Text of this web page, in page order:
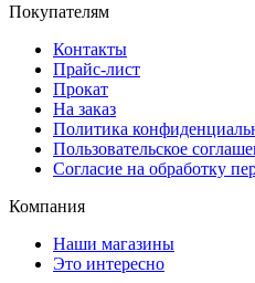
Покупателям
Контакты
Прайс-лист
Прокат
На заказ
Политика
Пользовательское
Согласие на обработку
Компания
Наши магазины
Это интересно